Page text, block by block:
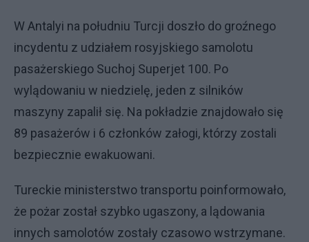
W Antalyi na południu Turcji doszło do groźnego
incydentu z udziałem rosyjskiego samolotu
pasażerskiego Suchoj Superjet 100. Po
wylądowaniu w niedzielę, jeden z silników
maszyny zapalił się. Na pokładzie znajdowało się
89 pasażerów i 6 członków załogi, którzy zostali
bezpiecznie ewakuowani.
Tureckie ministerstwo transportu poinformowało,
że pożar został szybko ugaszony, a lądowania
innych samolotów zostały czasowo wstrzymane.